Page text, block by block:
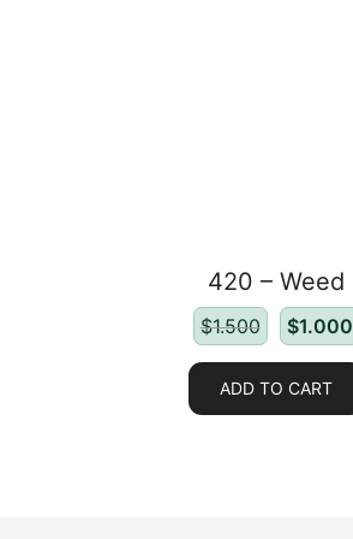
420 – Weed
$1.500 $1.000
ADD TO CART